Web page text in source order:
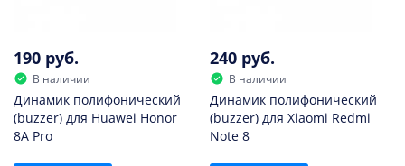
190 руб.
В наличии
Динамик полифонический
(buzzer) для Huawei Honor
8A Pro
240 руб.
В наличии
Динамик полифонический
(buzzer) для Xiaomi Redmi
Note 8